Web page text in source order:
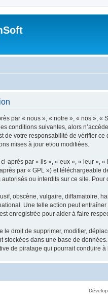
par « nous », « notre », « nos »,
conditions suivantes, alors
de votre responsabilité de vérifier
mises à jour et/ou modifiées.
après par « ils », « eux », « leur »,
par « GPL ») et téléchargeable
ou interdits sur ce site.
obscène, vulgaire, diffamatoire,
Une telle action peut
enregistrée pour aider à faire
le droit de supprimer, modifier,
stockées dans une base de
de piratage qui pourrait conduire